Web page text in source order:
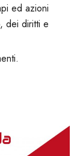
ed azioni
dei diritti e